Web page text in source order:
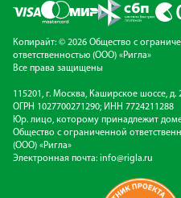
Копирайт: © 2026 Общество с
ответственностью (ООО) «Ригла»
Все права защищены
115201, г. Москва, Каширское шоссе, д.
ОГРН 1027700271290; ИНН 7724211288
Юр. лицо, которому принадлежит
Общество с ограниченной
(ООО) «Ригла»
Электронная почта: info@rigla.ru